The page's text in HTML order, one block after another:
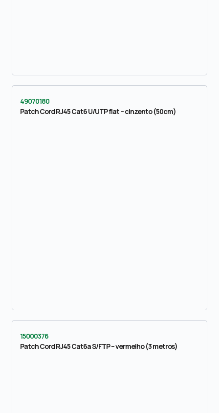
49070180
Patch Cord RJ45 Cat6 U/UTP flat – cinzento (50cm)
15000376
Patch Cord RJ45 Cat6a S/FTP – vermelho (3 metros)